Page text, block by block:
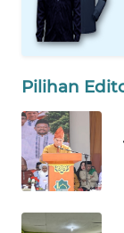
Pilihan
HEALTH
WAHANA
DESA
WISATA
LAPAK
WAHANA
Network